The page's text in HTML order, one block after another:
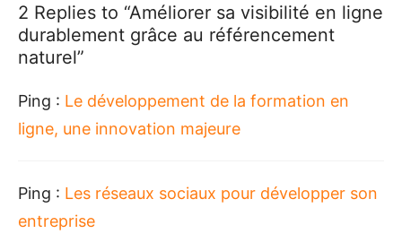
2 Replies to “Améliorer sa visibilité en ligne
durablement grâce au référencement
naturel”
Ping : Le développement de la formation en
ligne, une innovation majeure
Ping : Les réseaux sociaux pour développer son
entreprise